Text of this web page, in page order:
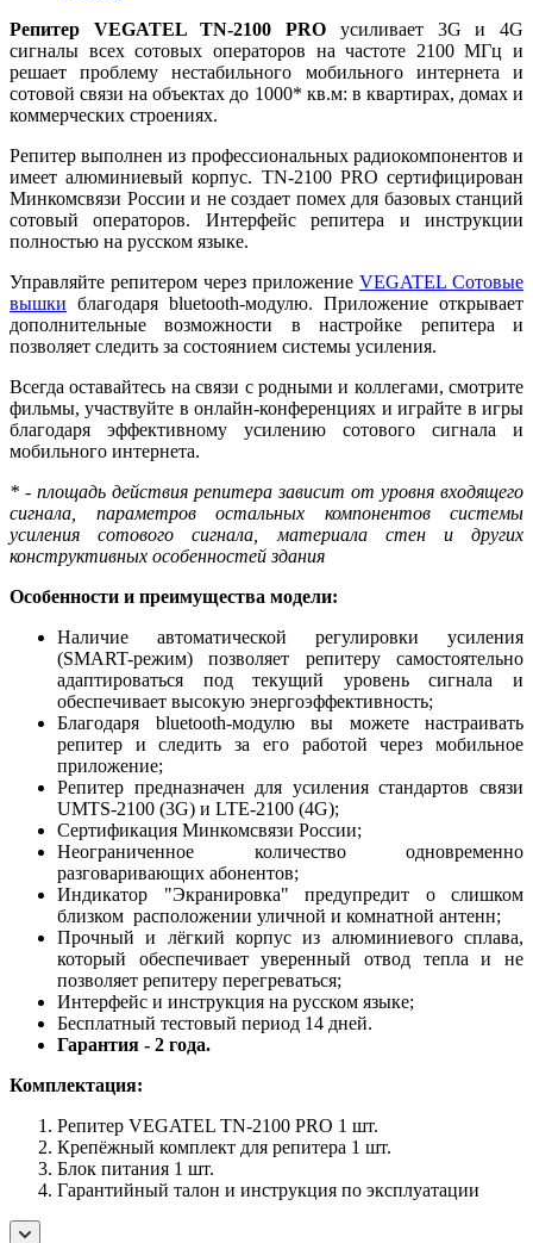
Репитер VEGATEL TN-2100 PRO усиливает 3G и 4G
сигналы всех сотовых операторов на частоте 2100 МГц и
решает проблему нестабильного мобильного интернета и
сотовой связи на объектах до 1000* кв.м: в квартирах, домах и
коммерческих строениях.
Репитер выполнен из профессиональных радиокомпонентов и
имеет алюминиевый корпус. TN-2100 PRO сертифицирован
Минкомсвязи России и не создает помех для базовых станций
сотовый операторов. Интерфейс репитера и инструкции
полностью на русском языке.
Управляйте репитером через приложение VEGATEL Сотовые
вышки благодаря bluetooth-модулю. Приложение открывает
дополнительные возможности в настройке репитера и
позволяет следить за состоянием системы усиления.
Всегда оставайтесь на связи с родными и коллегами, смотрите
фильмы, участвуйте в онлайн-конференциях и играйте в игры
благодаря эффективному усилению сотового сигнала и
мобильного интернета.
* - площадь действия репитера зависит от уровня входящего
сигнала, параметров остальных компонентов системы
усиления сотового сигнала, материала стен и других
конструктивных особенностей здания
Особенности и преимущества модели:
Наличие автоматической регулировки усиления
(SMART-режим) позволяет репитеру самостоятельно
адаптироваться под текущий уровень сигнала и
обеспечивает высокую энергоэффективность;
Благодаря bluetooth-модулю вы можете настраивать
репитер и следить за его работой через мобильное
приложение;
Репитер предназначен для усиления стандартов связи
UMTS-2100 (3G) и LTE-2100 (4G);
Сертификация Минкомсвязи России;
Неограниченное количество одновременно
разговаривающих абонентов;
Индикатор "Экранировка" предупредит о слишком
близком расположении уличной и комнатной антенн;
Прочный и лёгкий корпус из алюминиевого сплава,
который обеспечивает уверенный отвод тепла и не
позволяет репитеру перегреваться;
Интерфейс и инструкция на русском языке;
Бесплатный тестовый период 14 дней.
Гарантия - 2 года.
Комплектация:
Репитер VEGATEL TN-2100 PRO 1 шт.
Крепёжный комплект для репитера 1 шт.
Блок питания 1 шт.
Гарантийный талон и инструкция по эксплуатации